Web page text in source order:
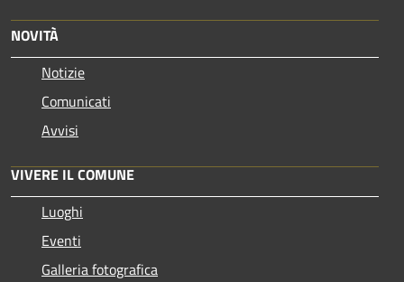
NOVITÀ
Notizie
Comunicati
Avvisi
VIVERE IL COMUNE
Luoghi
Eventi
Galleria fotografica